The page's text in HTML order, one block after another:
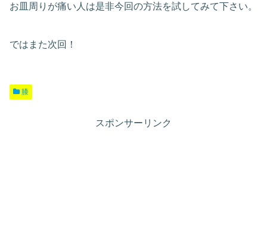
お皿周りが痛い人は是非今回の方法を試してみて下さい。
ではまた次回！
膝
スポンサーリンク